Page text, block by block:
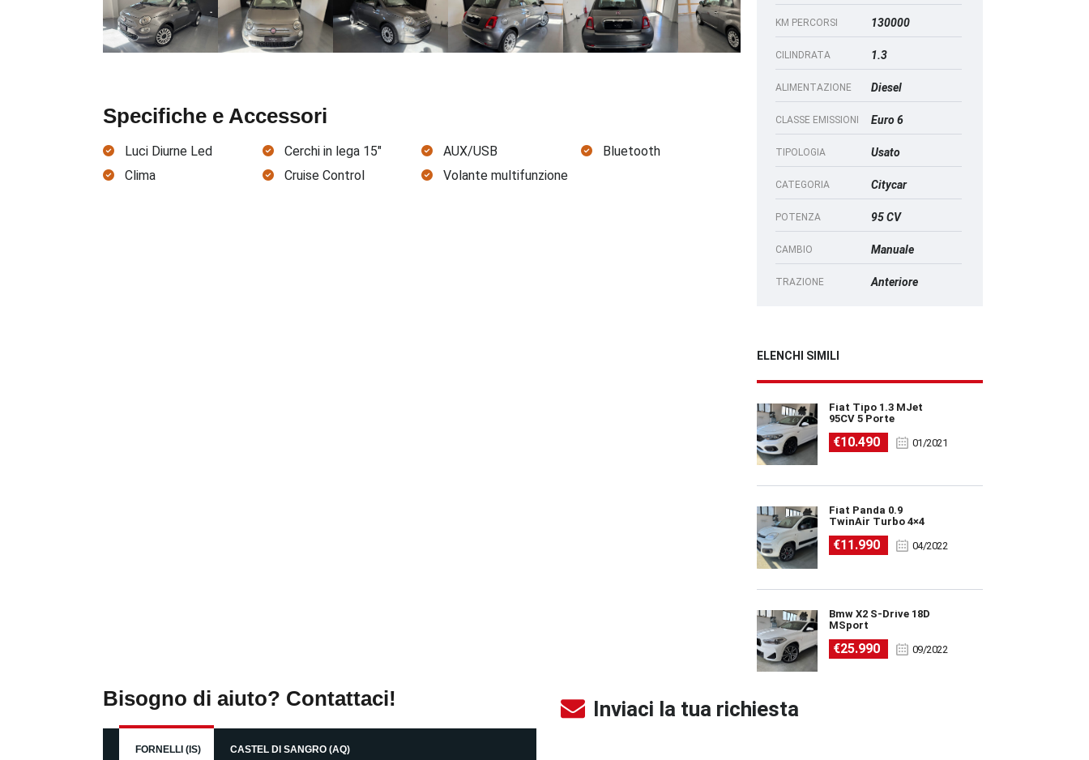
Specifiche e Accessori
Luci Diurne Led Cerchi in lega 15" AUX/USB
Bluetooth
Clima
Cruise Control Volante multifunzione
KM PERCORSI 130000
CILINDRATA 1.3
ALIMENTAZIONE Diesel
CLASSE EMISSIONI Euro 6
TIPOLOGIA Usato
CATEGORIA Citycar
POTENZA 95 CV
CAMBIO Manuale
TRAZIONE Anteriore
ELENCHI SIMILI
Fiat Tipo 1.3 MJet
95CV 5 Porte
€10.490 01/2021
Fiat Panda 0.9
TwinAir Turbo 4×4
€11.990 04/2022
Bmw X2 S-Drive 18D
MSport
€25.990 09/2022
Bisogno di aiuto? Contattaci!
FORNELLI (IS) CASTEL DI SANGRO (AQ)
Inviaci la tua richiesta